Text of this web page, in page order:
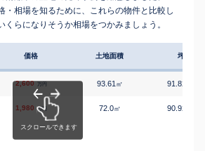
・相場を知るために、これらの物件と比較し
くらになりそうか相場をつかみましょう。
価格 土地面積 坪単価
2,600 万円 93.61 ㎡ 91.82
1,980 万円 72.0㎡ 90.92